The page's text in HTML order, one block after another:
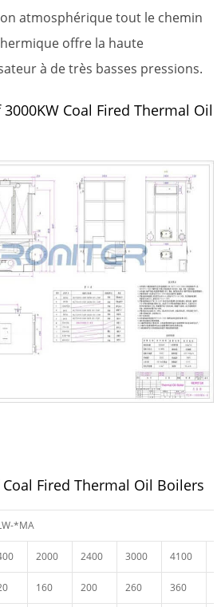
atmosphérique tout le chemin
offre la haute
à de très basses pressions.
Coal Fired Thermal Oil
Fired Thermal Oil Boilers
*MA
2000 2400 3000 4100
160 200 260 360